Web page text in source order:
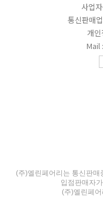
사업
통신판매
개인
Mail
(주)엘린페어리는 통신판매
입점판매자
(주)엘린페